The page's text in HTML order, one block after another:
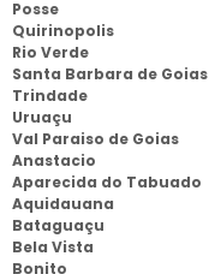
Posse
Quirinopolis
Rio Verde
Santa Barbara de Goias
Trindade
Uruaçu
Val Paraiso de Goias
Anastacio
Aparecida do Tabuado
Aquidauana
Bataguaçu
Bela Vista
Bonito